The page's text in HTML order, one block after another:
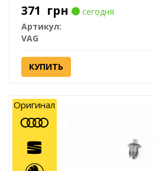
371 грн
сегодня
Артикул:
VAG
КУПИТЬ
Оригинал